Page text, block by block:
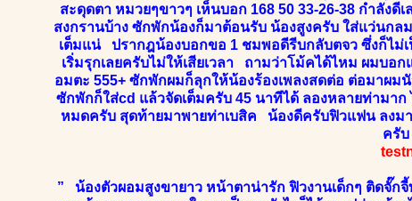
สะดุดตา หมวยๆขาวๆ เห็นบอก 168 50 33-26-38 กำลั
สงกรานบ้าง ซักพักน้องก็มาต้อนรับ น้องสูงครับ ใส่แว่นก
เต็มแน่ ปรากฎน้องบอกขอ 1 ชมพอดีรีบกลับตจว ซึ่งก็ไ
เริ่มรุกเลยครับไม่ให้เสียเวลา ถามว่าโม้คได้ไหม ผมบอ
อมตะ 555+ ซักพักผมก็ลุกให้น้องร้องเพลงสดต่อ ต่อมาผม
ซักพักก็ใส่cd แล้วจัดเต็มครับ 45 นาทีได้ ลองหลายท่ามา
หมดครับ สุดท้ายมาพายท่าเบสิค น้องดีครับฟิวแฟน ลง
ครับ
” น้องตัวผอมสูงขายาว หน้าตาน่ารัก ฟิวงานเด็กๆ ติดจั๊ก